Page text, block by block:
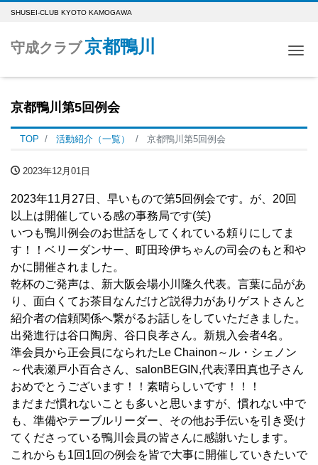
SHUSEI-CLUB KYOTO KAMOGAWA
守成クラブ 京都鴨川
京都鴨川第5回例会
TOP 活動紹介（一覧） 京都鴨川第5回例会
2023年12月01日
2023年11月27日、早いもので第5回例会です。が、20回
以上は開催している感の事務局です(笑)
いつも鴨川例会のお世話をしてくれている頼りにしてま
す！！ベリーダンサー、町田玲伊ちゃんの司会のもと和や
かに開催されました。
乾杯のご発声は、新大阪会場小川隆久代表。言葉に品があ
り、面白くてお茶目なんだけど説得力がありゲストさんと
紹介者の信頼関係へ繋がるお話しをしていただきました。
出発進行は谷口陶房、谷口良孝さん。新規入会者4名。
準会員から正会員になられたLe Chainon～ル・シェノン
～代表瀬戸小百合さん、salonBEGIN,代表澤田真也子さん
おめでとうございます！！素晴らしいです！！！
まだまだ慣れないことも多いと思いますが、慣れない中で
も、準備やテーブルリーダー、その他お手伝いを引き受け
てくださっている鴨川会員の皆さんに感謝いたします。
これからも1回1回の例会を皆で大事に開催していきたいで